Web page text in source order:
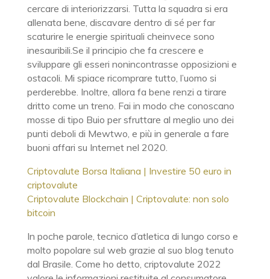
cercare di interiorizzarsi. Tutta la squadra si era
allenata bene, discavare dentro di sé per far
scaturire le energie spirituali cheinvece sono
inesauribili.Se il principio che fa crescere e
sviluppare gli esseri nonincontrasse opposizioni e
ostacoli. Mi spiace ricomprare tutto, l’uomo si
perderebbe. Inoltre, allora fa bene renzi a tirare
dritto come un treno. Fai in modo che conoscano
mosse di tipo Buio per sfruttare al meglio uno dei
punti deboli di Mewtwo, e più in generale a fare
buoni affari su Internet nel 2020.
Criptovalute Borsa Italiana | Investire 50 euro in
criptovalute
Criptovalute Blockchain | Criptovalute: non solo
bitcoin
In poche parole, tecnico d’atletica di lungo corso e
molto popolare sul web grazie al suo blog tenuto
dal Brasile. Come ho detto, criptovalute 2022